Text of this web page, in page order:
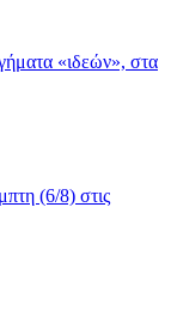
«ιδεών», στα
(6/8) στις